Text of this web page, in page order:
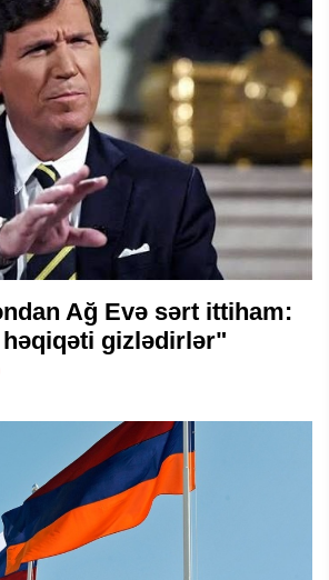
Ağ Evə sərt ittiham:
həqiqəti gizlədirlər"